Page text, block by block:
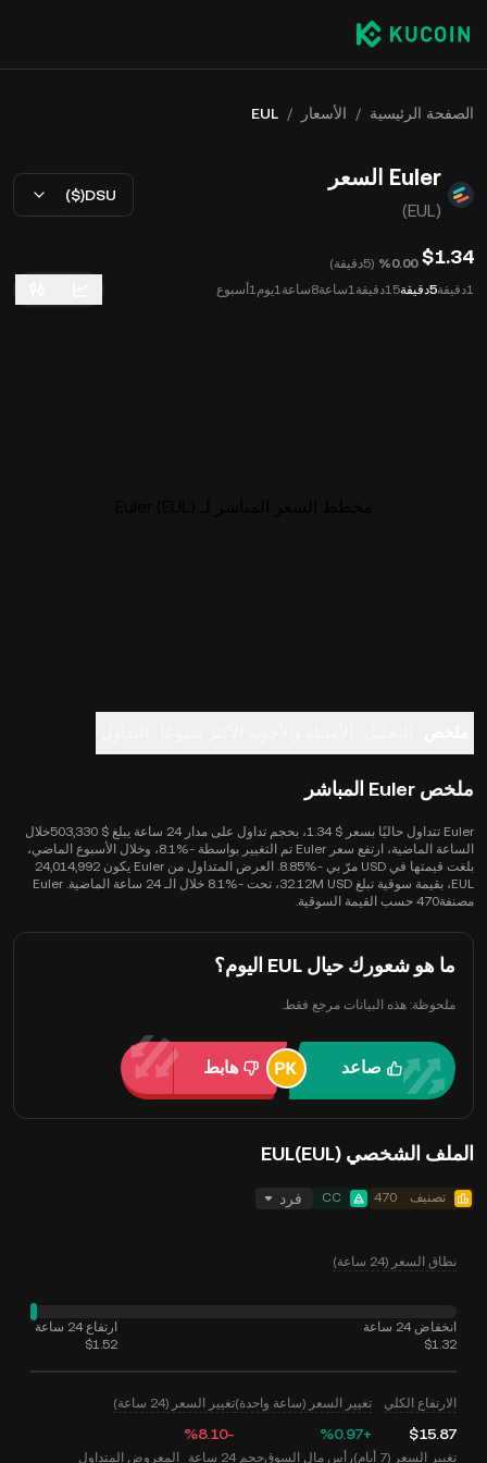
الصفحة الرئيسية / الأسعار /
EUL
Euler السعر
(EUL)
USD($)
$1.34
‮‭0.00‬%‬
(5دقيقة
)
1دقيقة
5دقيقة 15دقيقة 1ساعة 8ساعة 1يوم 1أسبوع
ملخص Euler المباشر
Euler تتداول حاليًا بسعر $ 1.34، بحجم تداول على مدار 24 ساعة يبلغ $ 503,330خلال
الساعة الماضية، ارتفع سعر Euler تم التغيير بواسطة -‎8.1%، وخلال الأسبوع الماضي،
بلغت قيمتها في USD مرّ بي -‎8.85%. العرض المتداول من Euler يكون 24,014,992
EUL، بقيمة سوقية تبلغ 32.12M USD، تحت -‎8.1% خلال الـ 24 ساعة الماضية. Euler
مصنفة470 حسب القيمة السوقية.
ما هو شعورك حيال EUL اليوم؟
ملحوظة: هذه البيانات مرجع فقط.
صاعد هابط
الملف الشخصي EUL(EUL)
تصنيف 470
CC فرد
نطاق السعر (24 ساعة)
انخفاض 24 ساعة
$1.32
ارتفاع 24 ساعة
$1.52
الارتفاع الكلي
$15.87
تغيير السعر (ساعة واحدة)
‮+‭0.97‬%‬
تغيير السعر (24 ساعة)
‮-‭8.10‬%‬
تغيير السعر (7 أيام) رأس مال السوقحجم 24 ساعة المعروض المتداول